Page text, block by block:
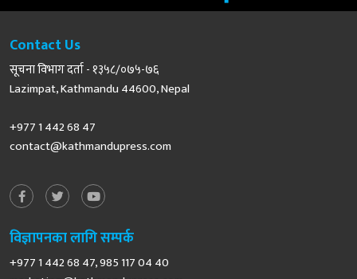
Contact Us
सूचना विभाग दर्ता - १३५८/०७५-७६
Lazimpat, Kathmandu 44600, Nepal
+977 1 442 68 47
contact@kathmandupress.com
विज्ञापनका लागि सम्पर्क
+977 1 442 68 47, 985 117 04 40